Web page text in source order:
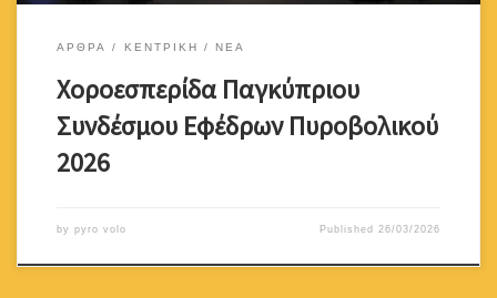
ΑΡΘΡΑ ΚΕΝΤΡΙΚΗ ΝΕΑ
Χοροεσπερίδα Παγκύπριου
Συνδέσμου Εφέδρων Πυροβολικού
2026
by pyro volo Published26/03/2026